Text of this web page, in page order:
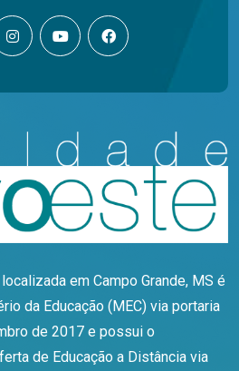
em Campo Grande, MS é
da Educação (MEC) via portaria
de 2017 e possui o
de Educação a Distância via